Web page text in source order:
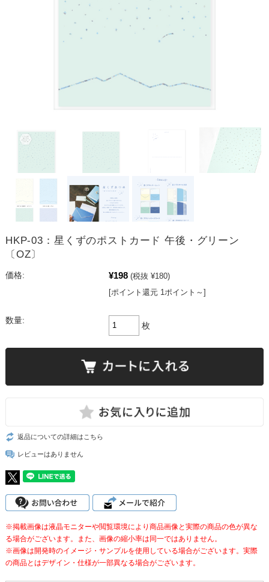
HKP-03：星くずのポストカード 午後・グリーン
〔OZ〕
価格: ¥198 (税抜 ¥180)
[ポイント還元 1ポイント～]
数量:
枚
返品についての詳細はこちら
レビューはありません
※掲載画像は液晶モニターや閲覧環境により商品画像と実際の商品の色が異な
る場合がございます。また、画像の縮小率は同一ではありません。
※画像は開発時のイメージ・サンプルを使用している場合がございます。実際
の商品とはデザイン・仕様が一部異なる場合がございます。